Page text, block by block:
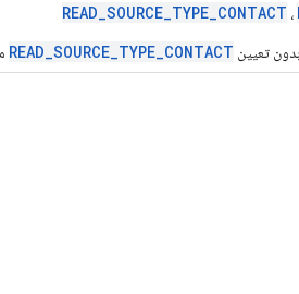
READ_SOURCE_TYPE_CONTACT ،
بدون تعیین READ_SOURCE_TYPE_CONTACT